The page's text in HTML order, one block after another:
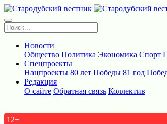
Новости
Общество Политика Экономика Спорт
Спецпроекты
Нацпроекты 80 лет Победы 81 год
Редакция
О сайте Обратная связь Коллектив
12+